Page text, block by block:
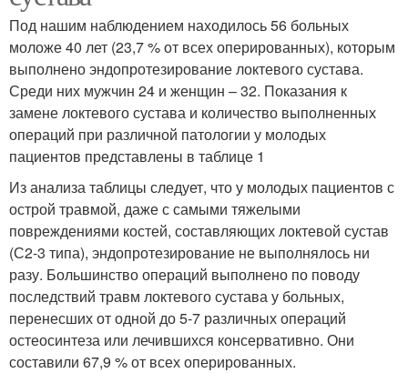
Под нашим наблюдением находилось 56 больных
моложе 40 лет (23,7 % от всех оперированных), которым
выполнено эндопротезирование локтевого сустава.
Среди них мужчин 24 и женщин – 32. Показания к
замене локтевого сустава и количество выполненных
операций при различной патологии у молодых
пациентов представлены в таблице 1
Из анализа таблицы следует, что у молодых пациентов с
острой травмой, даже с самыми тяжелыми
повреждениями костей, составляющих локтевой сустав
(С2-3 типа), эндопротезирование не выполнялось ни
разу. Большинство операций выполнено по поводу
последствий травм локтевого сустава у больных,
перенесших от одной до 5-7 различных операций
остеосинтеза или лечившихся консервативно. Они
составили 67,9 % от всех оперированных.